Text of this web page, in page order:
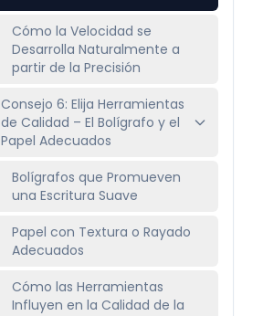
Cómo la Velocidad se
Desarrolla Naturalmente a
partir de la Precisión
Consejo 6: Elija Herramientas
de Calidad – El Bolígrafo y el
Papel Adecuados
Bolígrafos que Promueven
una Escritura Suave
Papel con Textura o Rayado
Adecuados
Cómo las Herramientas
Influyen en la Calidad de la